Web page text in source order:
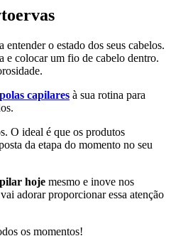
entender o estado dos seus cabelos.
e colocar um fio de cabelo dentro.
capilares à sua rotina para
O ideal é que os produtos
da etapa do momento no seu
hoje mesmo e inove nos
adorar proporcionar essa atenção
os momentos!